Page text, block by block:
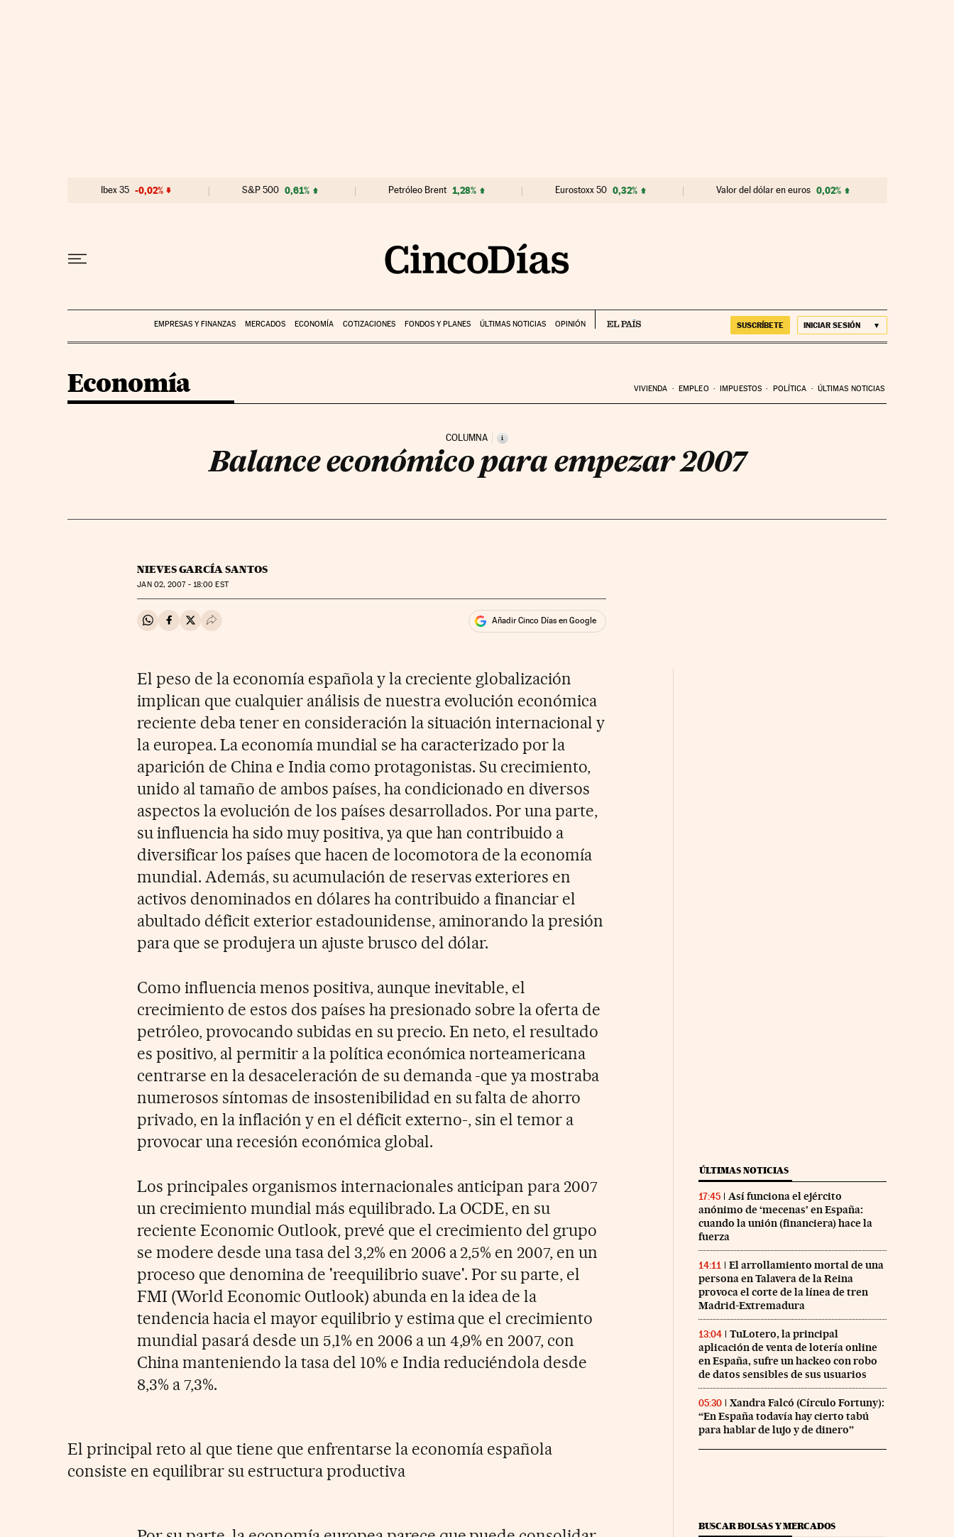
Ibex 35 -0,02% S&P 500 0,61% Petróleo Brent 1,28% Eurostoxx 50 0,32% Valor del dólar en euros 0,02%
EMPRESAS Y FINANZAS MERCADOS ECONOMÍA COTIZACIONES FONDOS Y PLANES ÚLTIMAS NOTICIAS OPINIÓN SUSCRÍBETE INICIAR SESIÓN
Economía VIVIENDA EMPLEO IMPUESTOS POLÍTICA ÚLTIMAS NOTICIAS
COLUMNA i
Balance económico para empezar 2007
NIEVES GARCÍA SANTOS
JAN02, 2007 - 18:00 EST
Compartir en Whatsapp
Compartir en Facebook
Compartir en Twitter
Desplegar Redes Sociales Añadir Cinco Días en Google
El peso de la economía española y la creciente globalización
implican que cualquier análisis de nuestra evolución económica
reciente deba tener en consideración la situación internacional y
la europea. La economía mundial se ha caracterizado por la
aparición de China e India como protagonistas. Su crecimiento,
unido al tamaño de ambos países, ha condicionado en diversos
aspectos la evolución de los países desarrollados. Por una parte,
su influencia ha sido muy positiva, ya que han contribuido a
diversificar los países que hacen de locomotora de la economía
mundial. Además, su acumulación de reservas exteriores en
activos denominados en dólares ha contribuido a financiar el
abultado déficit exterior estadounidense, aminorando la presión
para que se produjera un ajuste brusco del dólar.
Como influencia menos positiva, aunque inevitable, el
crecimiento de estos dos países ha presionado sobre la oferta de
petróleo, provocando subidas en su precio. En neto, el resultado
es positivo, al permitir a la política económica norteamericana
centrarse en la desaceleración de su demanda -que ya mostraba
numerosos síntomas de insostenibilidad en su falta de ahorro
privado, en la inflación y en el déficit externo-, sin el temor a
provocar una recesión económica global.
Los principales organismos internacionales anticipan para 2007
un crecimiento mundial más equilibrado. La OCDE, en su
reciente Economic Outlook, prevé que el crecimiento del grupo
se modere desde una tasa del 3,2% en 2006 a 2,5% en 2007, en un
proceso que denomina de 'reequilibrio suave'. Por su parte, el
FMI (World Economic Outlook) abunda en la idea de la
tendencia hacia el mayor equilibrio y estima que el crecimiento
mundial pasará desde un 5,1% en 2006 a un 4,9% en 2007, con
China manteniendo la tasa del 10% e India reduciéndola desde
8,3% a 7,3%.
El principal reto al que tiene que enfrentarse la economía española
consiste en equilibrar su estructura productiva
ÚLTIMAS NOTICIAS
17:45
Así funciona el ejército
anónimo de ‘mecenas’ en España:
cuando la unión (financiera) hace la
fuerza
14:11
El arrollamiento mortal de una
persona en Talavera de la Reina
provoca el corte de la línea de tren
Madrid-Extremadura
13:04
TuLotero, la principal
aplicación de venta de lotería online
en España, sufre un hackeo con robo
de datos sensibles de sus usuarios
05:30
Xandra Falcó (Círculo Fortuny):
“En España todavía hay cierto tabú
para hablar de lujo y de dinero”
BUSCAR BOLSAS Y MERCADOS